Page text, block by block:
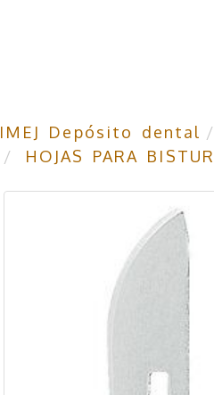
IMEJ Depósito dental
HOJAS PARA